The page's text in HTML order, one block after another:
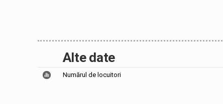
Alte date
Numărul de locuitori